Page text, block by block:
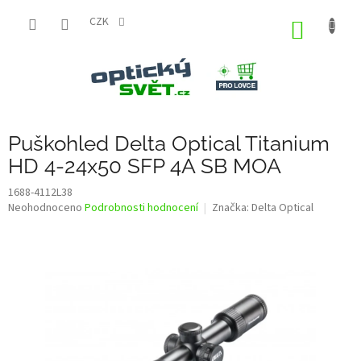
CZK
Puškohled Delta Optical Titanium
HD 4-24x50 SFP 4A SB MOA
1688-4112L38
Průměrné
Neohodnoceno Podrobnosti hodnocení Značka: Delta Optical